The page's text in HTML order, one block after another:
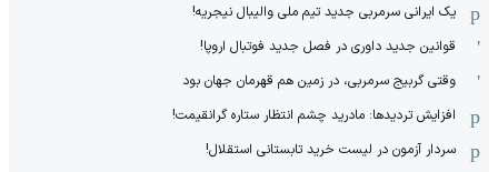
یک ایرانی سرمربی جدید تیم ملی والیبال نیجریه!
قوانین جدید داوری در فصل جدید فوتبال اروپا!
وقتی گربیج سرمربی، در زمین هم قهرمان جهان بود
افزایش تردیدها: مادرید چشم انتظار ستاره گرانقیمت!
سردار آزمون در لیست خرید تابستانی استقلال!